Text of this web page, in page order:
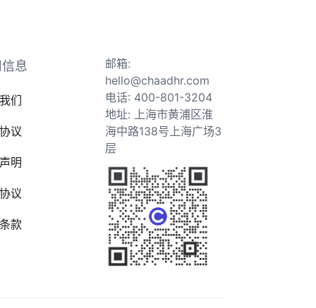
息
们
议
明
议
款
邮箱:
hello@chaadhr.com
电话: 400-801-3204
地址: 上海市黄浦区淮
海中路138号上海广场3
层